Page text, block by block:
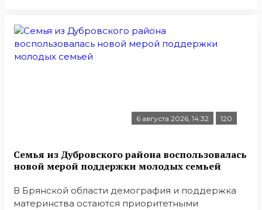
6 августа 2026, 14:32 120
Семья из Дубровского района воспользовалась
новой мерой поддержки молодых семьей
В Брянской области демография и поддержка
материнства остаются приоритетными